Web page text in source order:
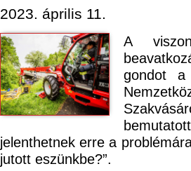
2023. április 11.
A
gondot a
jelenthetnek erre a
jutott eszünkbe?”.